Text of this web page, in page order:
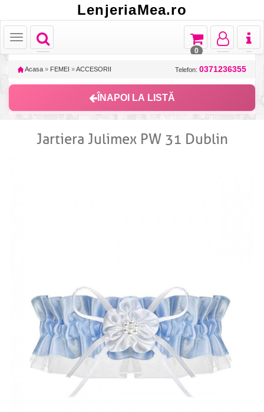
LenjeriaMea.ro
Toggle
navigation
Toggle
Toggle
navigation
Toggle
navigation
Toggle
navigation
0
Acasa » FEMEI »ACCESORII Telefon: 0371236355
ÎNAPOI LA LISTĂ
Jartiera Julimex PW 31 Dublin